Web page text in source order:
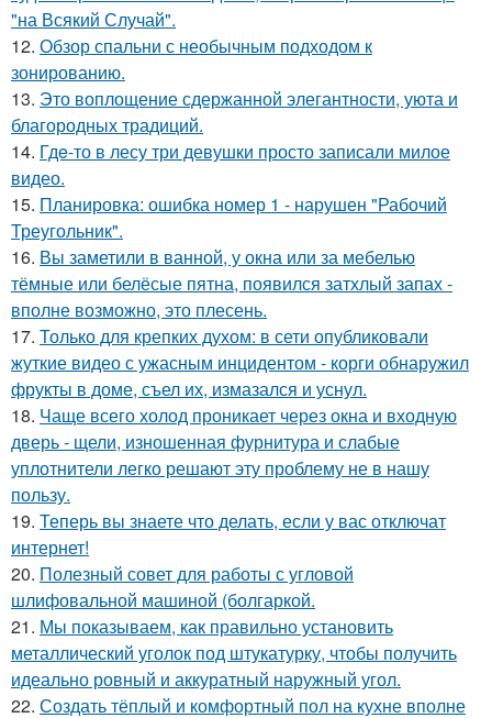
"на Всякий Случай".
12. Обзор спальни с необычным подходом к
зонированию.
13. Это воплощение сдержанной элегантности, уюта и
благородных традиций.
14. Гдe-то в лесу три девушки просто записали милое
видео.
15. Планировка: ошибка номер 1 - нарушен "Рабочий
Треугольник".
16. Вы заметили в ванной, у окна или за мебелью
тёмные или белёсые пятна, появился затхлый запах -
вполне возможно, это плесень.
17. Только для крепких духом: в сети опубликовали
жуткие видео с ужасным инцидентом - корги обнаружил
фрукты в доме, съел их, измазался и уснул.
18. Чаще всего холод проникает через окна и входную
дверь - щели, изношенная фурнитура и слабые
уплотнители легко решают эту проблему не в нашу
пользу.
19. Теперь вы знаете что делать, если у вас отключат
интернет!
20. Полезный совет для работы с угловой
шлифовальной машиной (болгаркой.
21. Мы показываем, как правильно установить
металлический уголок под штукатурку, чтобы получить
идеально ровный и аккуратный наружный угол.
22. Создать тёплый и комфортный пол на кухне вполне